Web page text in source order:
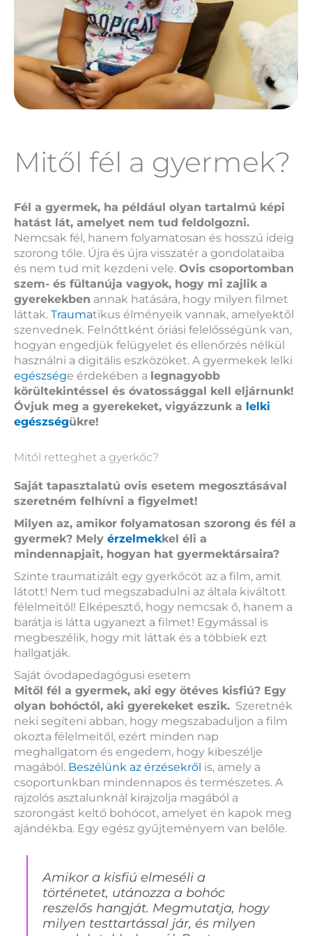
Mitől fél a gyermek?
Fél a gyermek, ha például olyan tartalmú képi
hatást lát, amelyet nem tud feldolgozni.
Nemcsak fél, hanem folyamatosan és hosszú ideig
szorong tőle. Újra és újra visszatér a gondolataiba
és nem tud mit kezdeni vele. Ovis csoportomban
szem- és fültanúja vagyok, hogy mi zajlik a
gyerekekben annak hatására, hogy milyen filmet
láttak. Traumatikus élményeik vannak, amelyektől
szenvednek. Felnőttként óriási felelősségünk van,
hogyan engedjük felügyelet és ellenőrzés nélkül
használni a digitális eszközöket. A gyermekek lelki
egészsége érdekében a legnagyobb
körültekintéssel és óvatossággal kell eljárnunk!
Óvjuk meg a gyerekeket, vigyázzunk a lelki
egészségükre!
Mitől retteghet a gyerkőc?
Saját tapasztalatú ovis esetem megosztásával
szeretném felhívni a figyelmet!
Milyen az, amikor folyamatosan szorong és fél a
gyermek? Mely érzelmekkel éli a
mindennapjait, hogyan hat gyermektársaira?
Szinte traumatizált egy gyerkőcöt az a film, amit
látott! Nem tud megszabadulni az általa kiváltott
félelmeitől! Elképesztő, hogy nemcsak ő, hanem a
barátja is látta ugyanezt a filmet! Egymással is
megbeszélik, hogy mit láttak és a többiek ezt
hallgatják.
Saját óvodapedagógusi esetem
Mitől fél a gyermek, aki egy ötéves kisfiú? Egy
olyan bohóctól, aki gyerekeket eszik. Szeretnék
neki segíteni abban, hogy megszabaduljon a film
okozta félelmeitől, ezért minden nap
meghallgatom és engedem, hogy kibeszélje
magából. Beszélünk az érzésekről is, amely a
csoportunkban mindennapos és természetes. A
rajzolós asztalunknál kirajzolja magából a
szorongást keltő bohócot, amelyet én kapok meg
ajándékba. Egy egész gyűjteményem van belőle.
Amikor a kisfiú elmeséli a
történetet, utánozza a bohóc
reszelős hangját. Megmutatja, hogy
milyen testtartással jár, és milyen